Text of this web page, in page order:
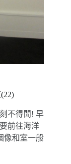
不得閒! 早
前往海洋
像和室一般